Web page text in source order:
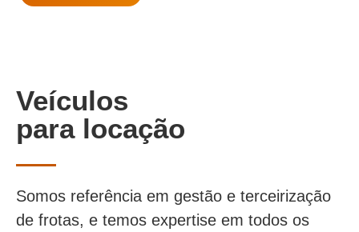
Veículos
para locação
Somos referência em gestão e terceirização
de frotas, e temos expertise em todos os